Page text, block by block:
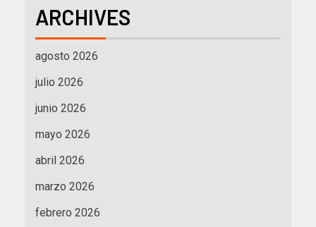
ARCHIVES
agosto 2026
julio 2026
junio 2026
mayo 2026
abril 2026
marzo 2026
febrero 2026